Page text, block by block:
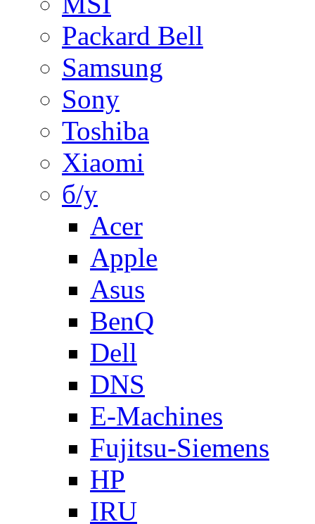
Packard Bell
Samsung
Sony
Toshiba
Xiaomi
б/у
Acer
Apple
Asus
BenQ
Dell
DNS
E-Machines
Fujitsu-Siemens
HP
IRU